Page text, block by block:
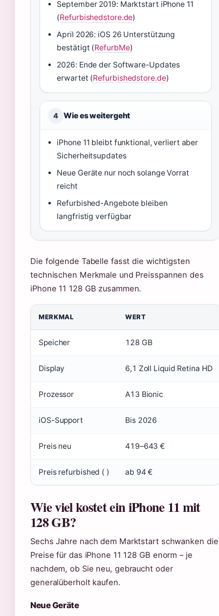
September 2019: Marktstart iPhone 11
(Refurbishedstore.de)
April 2026: iOS 26 Unterstützung
bestätigt (RefurbMe)
2026: Ende der Software-Updates
erwartet (Refurbishedstore.de)
4 Wie es weitergeht
iPhone 11 bleibt funktional, verliert aber
Sicherheitsupdates
Neue Geräte nur noch solange Vorrat
reicht
Refurbished-Angebote bleiben
langfristig verfügbar
Die folgende Tabelle fasst die wichtigsten
technischen Merkmale und Preisspannen des
iPhone 11 128 GB zusammen.
MERKMAL WERT
Speicher 128 GB
Display 6,1 Zoll Liquid Retina HD
Prozessor A13 Bionic
iOS-Support Bis 2026
Preis neu 419–643 €
Preis refurbished ( ) ab 94 €
Wie viel kostet ein iPhone 11 mit
128 GB?
Sechs Jahre nach dem Marktstart schwanken die
Preise für das iPhone 11 128 GB enorm – je
nachdem, ob Sie neu, gebraucht oder
generalüberholt kaufen.
Neue Geräte